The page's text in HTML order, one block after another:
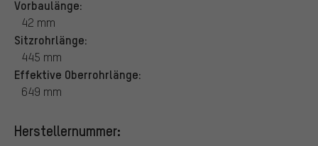
Vorbaulänge:
42 mm
Sitzrohrlänge:
445 mm
Effektive Oberrohrlänge:
649 mm
Herstellernummer: